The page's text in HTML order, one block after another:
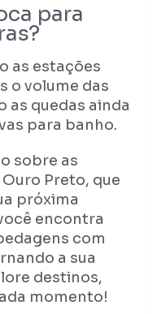
para
as estações
o volume das
as quedas ainda
para banho.
sobre as
Preto, que
próxima
encontra
com
a sua
destinos,
momento!